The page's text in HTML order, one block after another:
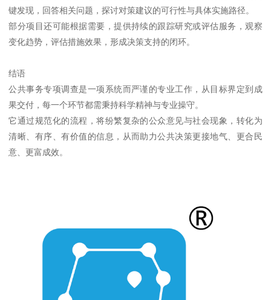
键发现，回答相关问题，探讨对策建议的可行性与具体实施路径。
部分项目还可能根据需要，提供持续的跟踪研究或评估服务，观察
变化趋势，评估措施效果，形成决策支持的闭环。
结语
公共事务专项调查是一项系统而严谨的专业工作，从目标界定到成
果交付，每一个环节都需秉持科学精神与专业操守。
它通过规范化的流程，将纷繁复杂的公众意见与社会现象，转化为
清晰、有序、有价值的信息，从而助力公共决策更接地气、更合民
意、更富成效。